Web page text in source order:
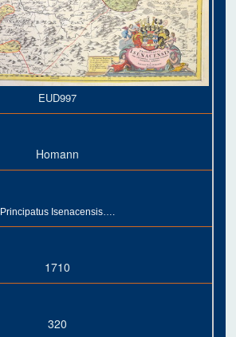
EUD997
Homann
Principatus Isenacensis….
1710
320